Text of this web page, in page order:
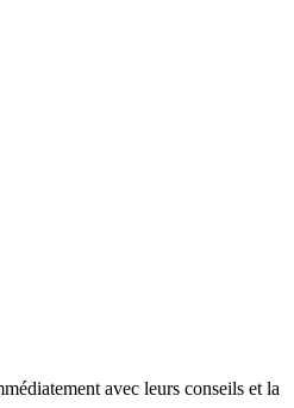
avec leurs conseils et la